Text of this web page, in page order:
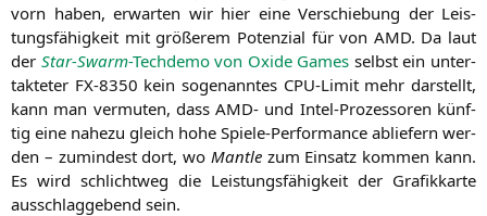
vorn haben, erwar­ten wir hier eine Ver­schie­bung der Leis­
tungs­fä­hig­keit mit grö­ße­rem Poten­zi­al für von AMD. Da laut
der Star-Swarm-Tech­de­mo von Oxi­de Games selbst ein unter­
tak­te­ter FX-8350 kein soge­nann­tes CPU-Limit mehr dar­stellt,
kann man ver­mu­ten, dassAMD- und Intel-Pro­zes­so­ren künf­
tig eine nahe­zu gleich hohe Spie­le-Per­for­mance ablie­fern wer­
den – zumin­dest dort, wo Man­t­lezum Ein­satz kom­men kann.
Es wird schlicht­weg die Leis­tungs­fä­hig­keit der Gra­fik­kar­te
aus­schlag­ge­bend sein.